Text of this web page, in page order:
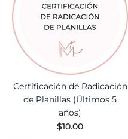
Certificación de Radicación
de Planillas (Últimos 5
años)
$10.00